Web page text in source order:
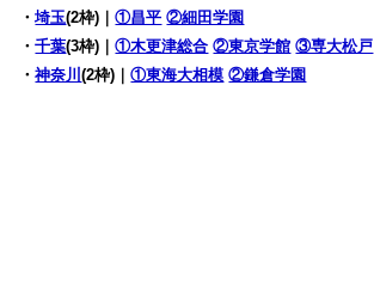
・埼玉(2枠)｜①昌平 ②細田学園
・千葉(3枠)｜①木更津総合 ②東京学館 ③専大松戸
・神奈川(2枠)｜①東海大相模 ②鎌倉学園